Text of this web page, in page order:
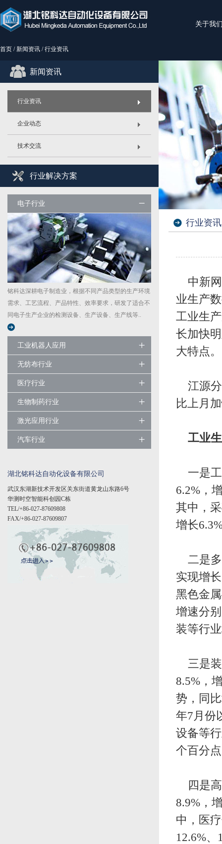
关于我
首页 /新闻资讯 /行业资讯
新闻资讯
行业资讯
企业动态
技术交流
行业解决方案
电子行业
铭科达深耕电子制造业，根据不同产品类型的生产环境
需求、工艺流程、产品特性、效率要求，研发了适合不
同电子生产企业的检测设备、生产设备、生产线等..
工业机器人应用
无纺布行业
医疗行业
生物制药行业
激光应用行业
汽车行业
湖北铭科达自动化设备有限公司
武汉东湖新技术开发区关东街道黄龙山东路6号
华测时空智能科创园C栋
TEL/+86-027-87609808
FAX/+86-027-87609807
行业资讯
中新网
业生产
工业生
长加快
大特点。
江源分
比上月
工业
一是工
6.2%，
其中，
增长
二是多
实现增
黑色金
增速分
装等行
三是装
8.5%，
势，同
年7月份
设备等
个百分
四是高
8.9%，
中，医
12.6%